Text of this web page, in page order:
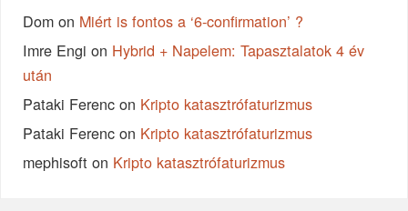
Dom on Miért is fontos a ‘6-confirmation’ ?
Imre Engi on Hybrid + Napelem: Tapasztalatok 4 év
után
Pataki Ferenc on Kripto katasztrófaturizmus
Pataki Ferenc on Kripto katasztrófaturizmus
mephisoft on Kripto katasztrófaturizmus